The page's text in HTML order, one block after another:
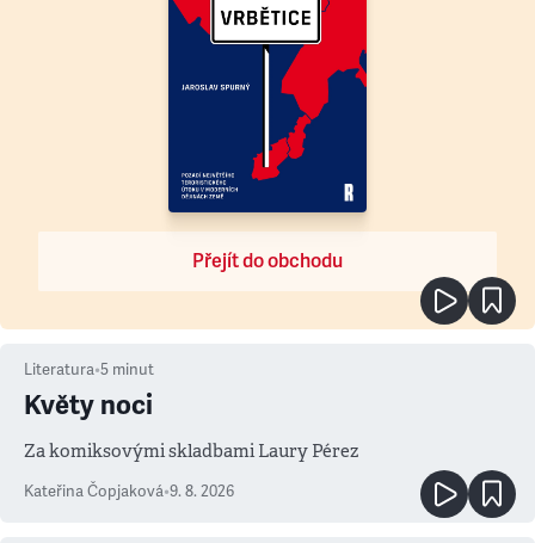
Přejít do obchodu
Literatura•5 minut
Květy noci
Za komiksovými skladbami Laury Pérez
Kateřina Čopjaková•9. 8. 2026